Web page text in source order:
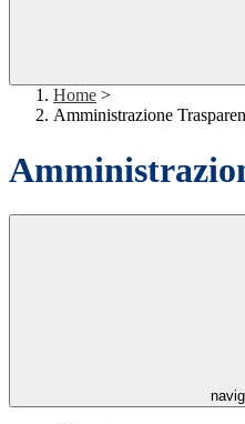
Home >
Amministrazione